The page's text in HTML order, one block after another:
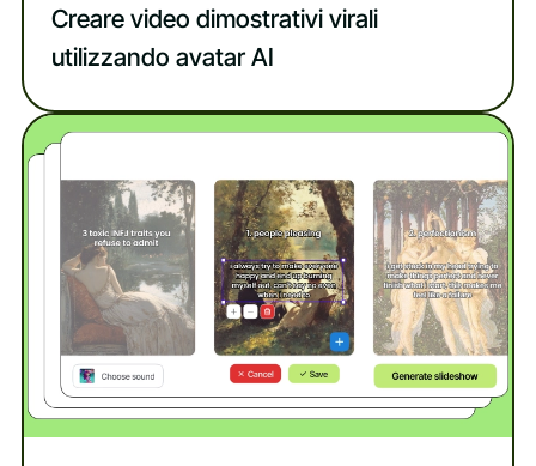
Creare video dimostrativi virali
utilizzando avatar AI